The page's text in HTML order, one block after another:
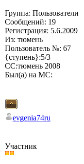
Группа: Пользователи
Сообщений: 19
Регистрация: 5.6.2009
Из: тюмень
Пользователь №: 67
{ступень}:5/3
СС:тюмень 2008
Был(а) на МС:
evgenia74ru
Участник